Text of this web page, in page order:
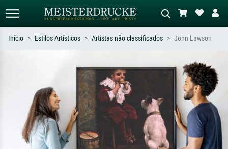
Pesquise por artista, título ou estilo –
ex: Monet, Noite Estrelada,
impressionismo, onda de Hokusai, nu.
Descreva a cena – ex: prado verde,
abstrato com muito vermelho, pintura
a óleo escura, nu em pé ao lado de
uma árvore.
Início Estilos Artísticos Artistas não classificados John Lawson